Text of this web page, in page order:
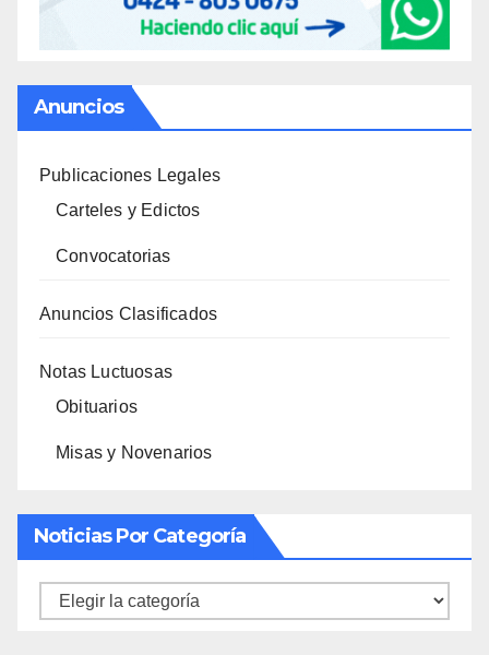
Anuncios
Publicaciones Legales
Carteles y Edictos
Convocatorias
Anuncios Clasificados
Notas Luctuosas
Obituarios
Misas y Novenarios
Noticias Por Categoría
Noticias